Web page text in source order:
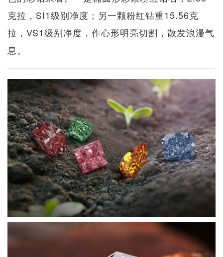
克拉，SI1级别净度；另一颗粉红钻重15.56克
拉，VS1级别净度，作心形明亮切割，散发浪漫气
息。